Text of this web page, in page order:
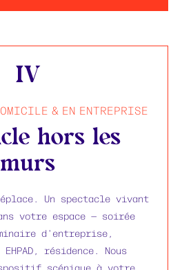
IV
& EN ENTREPRISE
hors les
murs
Un spectacle vivant
votre espace — soirée
d'entreprise,
résidence. Nous
scénique à votre